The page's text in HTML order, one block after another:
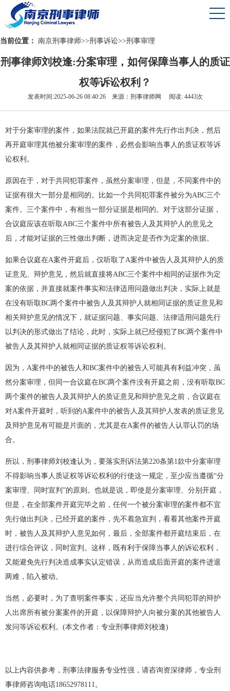
当前位置： 南京刑事律师>>刑事诉讼>>刑事审理
刑事律师刘校逢:分案审理，如何保障当事人的质证
权等诉讼权利？
发表时间:2025-06-26 08:40:26 来源：刑事律师网 阅读: 4443次
对于分案审理的案件，如果法院就已开庭的案件先行作出判决，然后
再开庭审理其他被分案审理的案件，必然会影响当事人的质证权等诉
讼权利。
原因在于，对于共同犯罪案件，虽然分案审理，但是，不同案件中的
证据有很大一部分是相同的。比如一个共同犯罪案件被分为ABC三个
案件。三个案件中，有相当一部分证据是相同的。对于这部分证据，
合议庭应该在听取ABC三个案件中所有被告人及其辩护人的意见之
后，才能对证据的三性做出判断，进而决定是否作为定案的依据。
如果合议庭在A案件开庭后，仅听取了A案件中被告人及其辩护人的质
证意见、辩护意见，然后就直接将ABC三个案件中相同的证据作为定
案的依据，并直接就案件事实和法律适用问题做出判决，实际上就是
在没有听取BC两个案件中被告人及其辩护人就相同证据的质证意见和
相关辩护意见的情况下，就证据问题、事实问题、法律适用问题先行
以判决的形式做出了结论，此时，实际上就已经侵犯了BC两个案件中
被告人及其辩护人就相同证据的质证权等诉讼权利。
因为，A案件中的被告人和BC案件中的被告人可能具有利益冲突，虽
然分案审理，但同一合议庭在BC两个案件没有开庭之前，没有听取BC
两个案件的被告人及其辩护人的质证意见和辩护意见之前，合议庭在
对A案件开庭时，听到的A案件中的被告人及其辩护人发表的质证意见
及辩护意见有可能是片面的，尤其是在A案件的被告人认罪认罚的场
合。
所以，刑事律师刘校逢认为，要落实刑诉法第220条第1款中分案审理
不得影响当事人质证权等诉讼权利的行使这一规定，至少应当遵循“分
案审理、同时宣判”的原则。也就是说，即使是分案审理、分别开庭，
但是，在全部案件开庭完毕之前，任何一个被分案审理的案件都不宜
先行做出判决，已经开庭的案件，先不着急宣判，看看其他案件开庭
时，被告人及其辩护人意见如何，最后，全部案件都开庭结束后，在
进行综合评议，同时宣判。这样，既有利于保障当事人的诉讼权利，
又能避免先行判决造成事实认定错误，从而造成后面开庭的案件进退
两难，陷入被动。
当然，必要时，为了查明案件事实，还应当允许整个共同犯罪的辩护
人出席所有被分案案件的开庭，以保障辩护人向被分案的其他被告人
发问等诉讼权利。(本文作者：专业刑事律师刘校逢)
以上内容供参考，刑事法律服务专业性强，请咨询资深律师，专业刑
事律师咨询电话18652978111。